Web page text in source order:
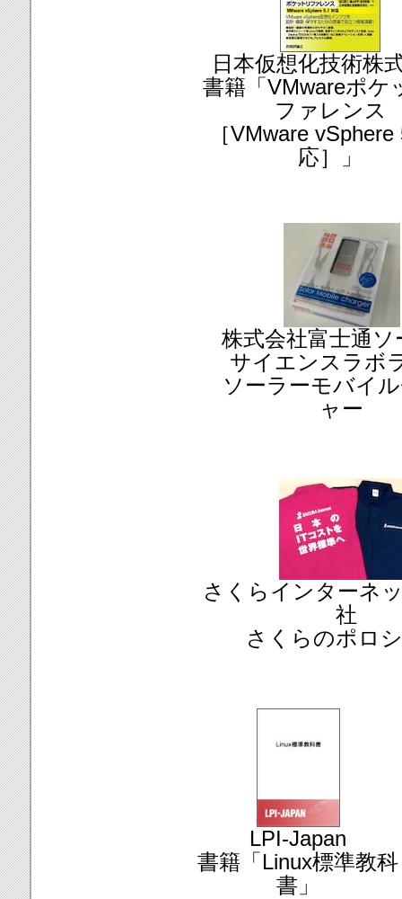
日本仮想化技術株
書籍「VMwareポケ
ファレンス
［VMware
応］」
株式会社富士通ソ
サイエンスラボ
ソーラーモバイル
ャー
さくらインターネ
社
さくらのポロ
LPI-Japan
書籍「Linux標準教科
書」